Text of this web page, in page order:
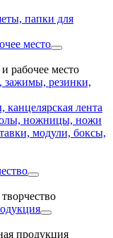
папки для
место
рабочее место
зажимы, резинки,
канцелярская лента
ножницы, ножи
модули, боксы,
продукция